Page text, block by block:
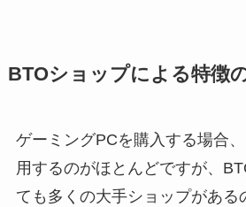
BTOショップによる特徴
ゲーミングPCを購入する場合
用するのがほとんどですが、
ても多くの大手ショップがある